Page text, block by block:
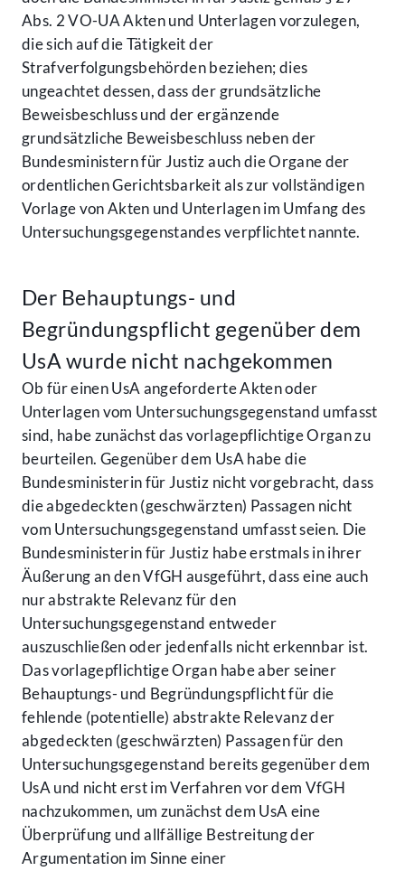
Abs. 2 VO-UA Akten und Unterlagen vorzulegen,
die sich auf die Tätigkeit der
Strafverfolgungsbehörden beziehen; dies
ungeachtet dessen, dass der grundsätzliche
Beweisbeschluss und der ergänzende
grundsätzliche Beweisbeschluss neben der
Bundesministern für Justiz auch die Organe der
ordentlichen Gerichtsbarkeit als zur vollständigen
Vorlage von Akten und Unterlagen im Umfang des
Untersuchungsgegenstandes verpflichtet nannte.
Der Behauptungs- und
Begründungspflicht gegenüber dem
UsA wurde nicht nachgekommen
Ob für einen UsA angeforderte Akten oder
Unterlagen vom Untersuchungsgegenstand umfasst
sind, habe zunächst das vorlagepflichtige Organ zu
beurteilen. Gegenüber dem UsA habe die
Bundesministerin für Justiz nicht vorgebracht, dass
die abgedeckten (geschwärzten) Passagen nicht
vom Untersuchungsgegenstand umfasst seien. Die
Bundesministerin für Justiz habe erstmals in ihrer
Äußerung an den VfGH ausgeführt, dass eine auch
nur abstrakte Relevanz für den
Untersuchungsgegenstand entweder
auszuschließen oder jedenfalls nicht erkennbar ist.
Das vorlagepflichtige Organ habe aber seiner
Behauptungs- und Begründungspflicht für die
fehlende (potentielle) abstrakte Relevanz der
abgedeckten (geschwärzten) Passagen für den
Untersuchungsgegenstand bereits gegenüber dem
UsA und nicht erst im Verfahren vor dem VfGH
nachzukommen, um zunächst dem UsA eine
Überprüfung und allfällige Bestreitung der
Argumentation im Sinne einer